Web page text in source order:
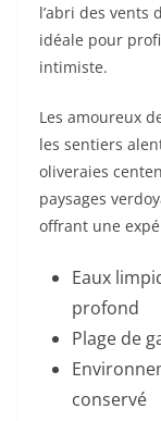
l’abri des vents
idéale pour
intimiste.
Les amoureux
les sentiers
oliveraies
paysages
offrant une
Eaux
profond
Plage de
conservé